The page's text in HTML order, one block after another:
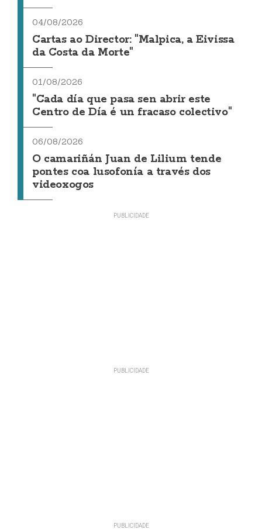
04/08/2026
Cartas ao Director: "Malpica, a Eivissa
da Costa da Morte"
01/08/2026
"Cada día que pasa sen abrir este
Centro de Día é un fracaso colectivo"
06/08/2026
O camariñán Juan de Lilium tende
pontes coa lusofonía a través dos
videoxogos